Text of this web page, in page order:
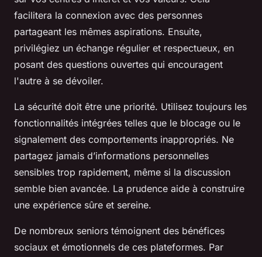
facilitera la connexion avec des personnes
partageant les mêmes aspirations. Ensuite,
privilégiez un échange régulier et respectueux, en
posant des questions ouvertes qui encouragent
l'autre à se dévoiler.
La sécurité doit être une priorité. Utilisez toujours les
fonctionnalités intégrées telles que le blocage ou le
signalement des comportements inappropriés. Ne
partagez jamais d’informations personnelles
sensibles trop rapidement, même si la discussion
semble bien avancée. La prudence aide à construire
une expérience sûre et sereine.
De nombreux seniors témoignent des bénéfices
sociaux et émotionnels de ces plateformes. Par